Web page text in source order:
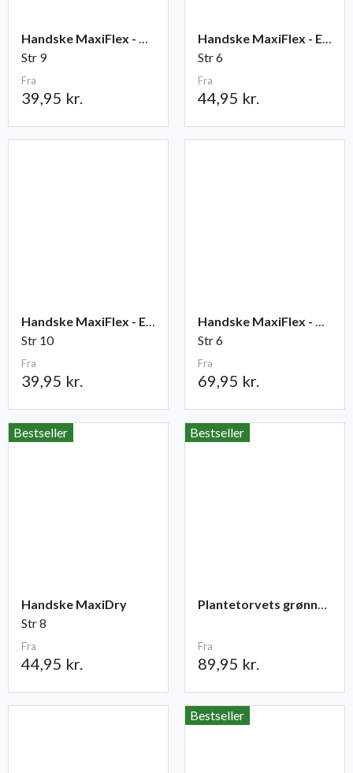
Handske MaxiFlex - Ultimate
Str 9
Fra
39,95 kr.
Handske MaxiFlex - Endurance
Str 6
Fra
44,95 kr.
Handske MaxiFlex - Elite
Str 10
Fra
39,95 kr.
Handske MaxiFlex - Cut
Str 6
Fra
69,95 kr.
Bestseller
Handske MaxiDry
Str 8
Fra
44,95 kr.
Bestseller
Plantetorvets grønne vandingspose 75 liter
Fra
89,95 kr.
Bestseller